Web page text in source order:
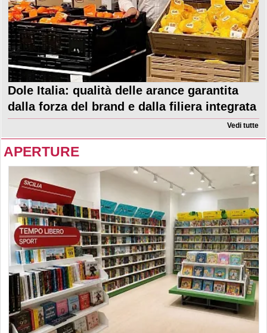
Dole Italia: qualità delle arance garantita
dalla forza del brand e dalla filiera integrata
Vedi tutte
APERTURE